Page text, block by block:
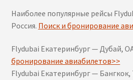
Наиболее популярные рейсы
Россия. Поиск и бронирование
Flydubai Екатеринбург — Дубай,
бронирование авиабилетов>>
Flydubai Екатеринбург — Бангкок,